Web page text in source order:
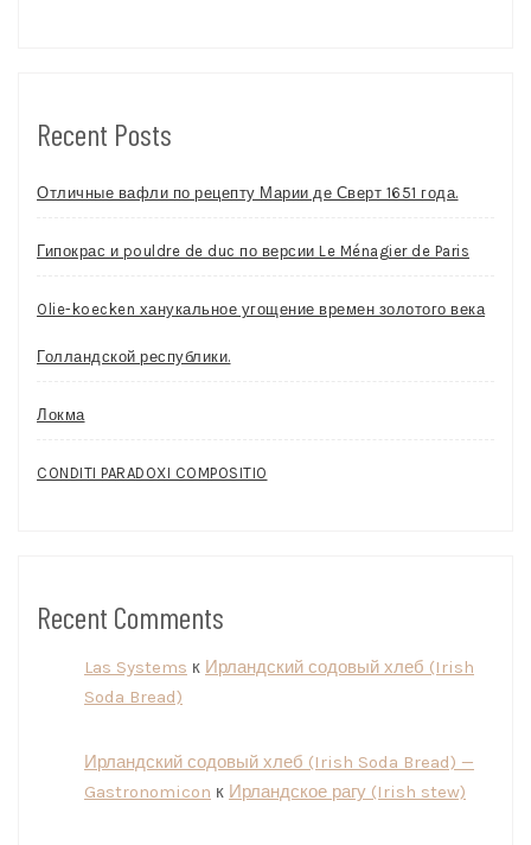
Recent Posts
Отличные вафли по рецепту Марии де Сверт 1651 года.
Гипокрас и pouldre de duc по версии Le Ménagier de Paris
Olie-koecken ханукальное угощение времен золотого века
Голландской республики.
Локма
CONDITI PARADOXI COMPOSITIO
Recent Comments
Las Systems к Ирландский содовый хлеб (Irish
Soda Bread)
Ирландский содовый хлеб (Irish Soda Bread) —
Gastronomicon к Ирландское рагу (Irish stew)